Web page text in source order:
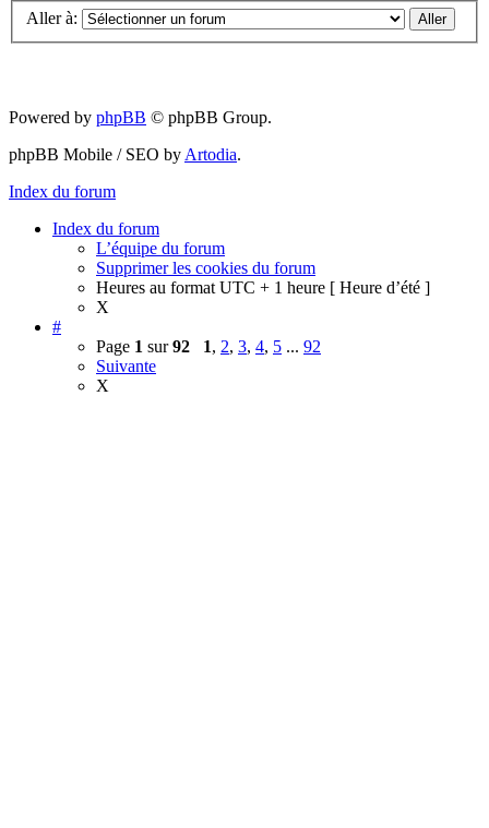
Aller à:
Powered by phpBB © phpBB Group.
phpBB Mobile / SEO by Artodia.
Index du forum
Index du forum
L’équipe du forum
Supprimer les cookies du forum
Heures au format UTC + 1 heure [ Heure d’été ]
X
#
Page 1 sur92 1, 2, 3, 4, 5 ... 92
Suivante
X